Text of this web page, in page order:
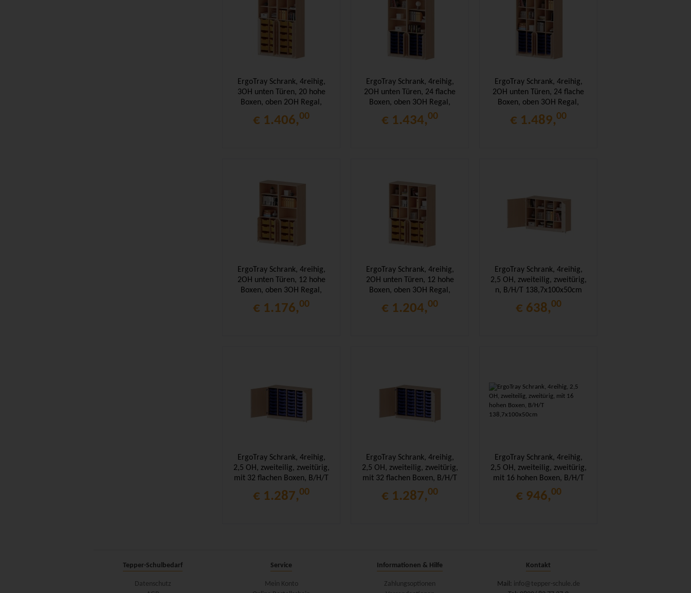
ErgoTray Schrank, 4reihig,
3OH unten Türen, 20 hohe
Boxen, oben 2OH Regal,
B/H/T 140,6x190x50cm
€ 1.406,00
ErgoTray Schrank, 4reihig,
2OH unten Türen, 24 flache
Boxen, oben 3OH Regal,
B/H/T 140,6x190x50cm
€ 1.434,00
ErgoTray Schrank, 4reihig,
2OH unten Türen, 24 flache
Boxen, oben 3OH Regal,
B/H/T 140,6x190x50cm
€ 1.489,00
ErgoTray Schrank, 4reihig,
2OH unten Türen, 12 hohe
Boxen, oben 3OH Regal,
B/H/T 140,6x190x50cm
€ 1.176,00
ErgoTray Schrank, 4reihig,
2OH unten Türen, 12 hohe
Boxen, oben 3OH Regal,
B/H/T 140,6x190x50cm
€ 1.204,00
ErgoTray Schrank, 4reihig,
2,5 OH, zweiteilig, zweitürig,
n, B/H/T 138,7x100x50cm
€ 638,00
ErgoTray Schrank, 4reihig,
2,5 OH, zweiteilig, zweitürig,
mit 32 flachen Boxen, B/H/T
138,7x100x50cm
€ 1.287,00
ErgoTray Schrank, 4reihig,
2,5 OH, zweiteilig, zweitürig,
mit 32 flachen Boxen, B/H/T
138,7x100x50cm
€ 1.287,00
ErgoTray Schrank, 4reihig,
2,5 OH, zweiteilig, zweitürig,
mit 16 hohen Boxen, B/H/T
138,7x100x50cm
€ 946,00
Tepper-Schulbedarf
Datenschutz
Service
Mein Konto
Informationen & Hilfe
Zahlungsoptionen
Kontakt
Mail: info@tepper-schule.de